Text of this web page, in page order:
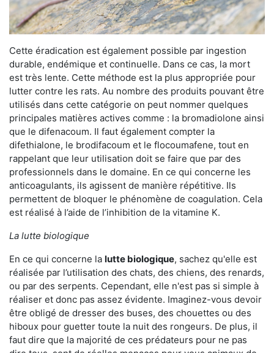
Cette éradication est également possible par ingestion
durable, endémique et continuelle. Dans ce cas, la mort
est très lente. Cette méthode est la plus appropriée pour
lutter contre les rats. Au nombre des produits pouvant être
utilisés dans cette catégorie on peut nommer quelques
principales matières actives comme : la bromadiolone ainsi
que le difenacoum. Il faut également compter la
difethialone, le brodifacoum et le flocoumafene, tout en
rappelant que leur utilisation doit se faire que par des
professionnels dans le domaine. En ce qui concerne les
anticoagulants, ils agissent de manière répétitive. Ils
permettent de bloquer le phénomène de coagulation. Cela
est réalisé à l’aide de l’inhibition de la vitamine K.
La lutte biologique
En ce qui concerne la lutte biologique, sachez qu'elle est
réalisée par l’utilisation des chats, des chiens, des renards,
ou par des serpents. Cependant, elle n'est pas si simple à
réaliser et donc pas assez évidente. Imaginez-vous devoir
être obligé de dresser des buses, des chouettes ou des
hiboux pour guetter toute la nuit des rongeurs. De plus, il
faut dire que la majorité de ces prédateurs pour ne pas